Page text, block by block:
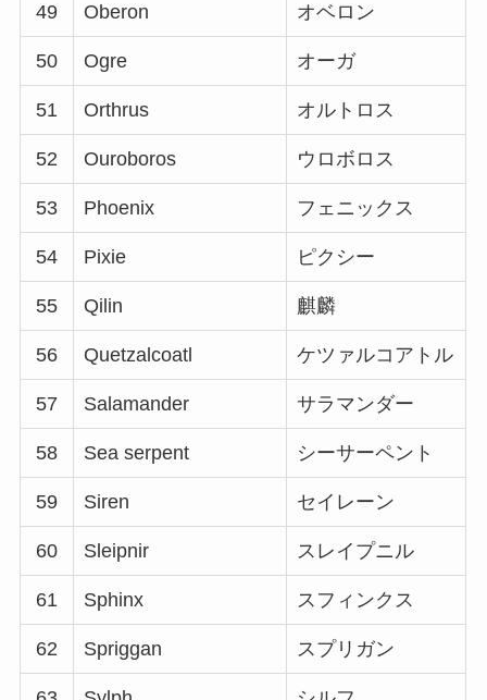
49 Oberon オベロン
50 Ogre オーガ
51 Orthrus オルトロス
52 Ouroboros ウロボロス
53 Phoenix フェニックス
54 Pixie ピクシー
55 Qilin 麒麟
56 Quetzalcoatl ケツァルコアトル
57 Salamander サラマンダー
58 Sea serpent シーサーペント
59 Siren セイレーン
60 Sleipnir スレイプニル
61 Sphinx スフィンクス
62 Spriggan スプリガン